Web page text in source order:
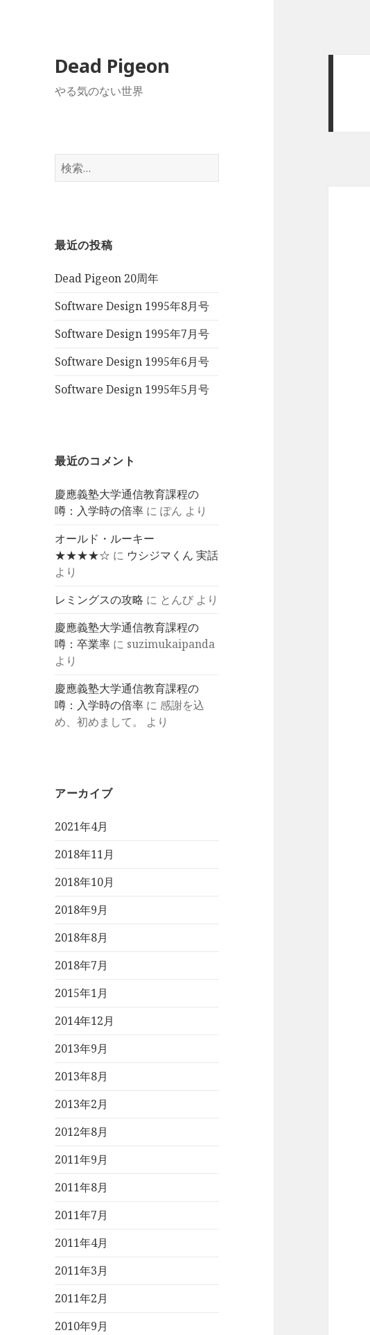
Dead Pigeon
やる気のない世界
検
索:
最近の投稿
Dead Pigeon 20周年
Software Design 1995年8月号
Software Design 1995年7月号
Software Design 1995年6月号
Software Design 1995年5月号
最近のコメント
慶應義塾大学通信教育課程の
噂：入学時の倍率 にぽん より
オールド・ルーキー
★★★★☆ に ウシジマくん 実話
より
レミングスの攻略 に とんび より
慶應義塾大学通信教育課程の
噂：卒業率 に suzimukaipanda
より
慶應義塾大学通信教育課程の
噂：入学時の倍率 に 感謝を込
め、初めまして。
より
アーカイブ
2021年4月
2018年11月
2018年10月
2018年9月
2018年8月
2018年7月
2015年1月
2014年12月
2013年9月
2013年8月
2013年2月
2012年8月
2011年9月
2011年8月
2011年7月
2011年4月
2011年3月
2011年2月
2010年9月